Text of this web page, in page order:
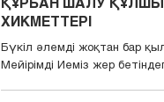
ХИКМЕТТЕРІ
Бүкіл әлемді жоқтан бар
Мейірімді Иеміз жер